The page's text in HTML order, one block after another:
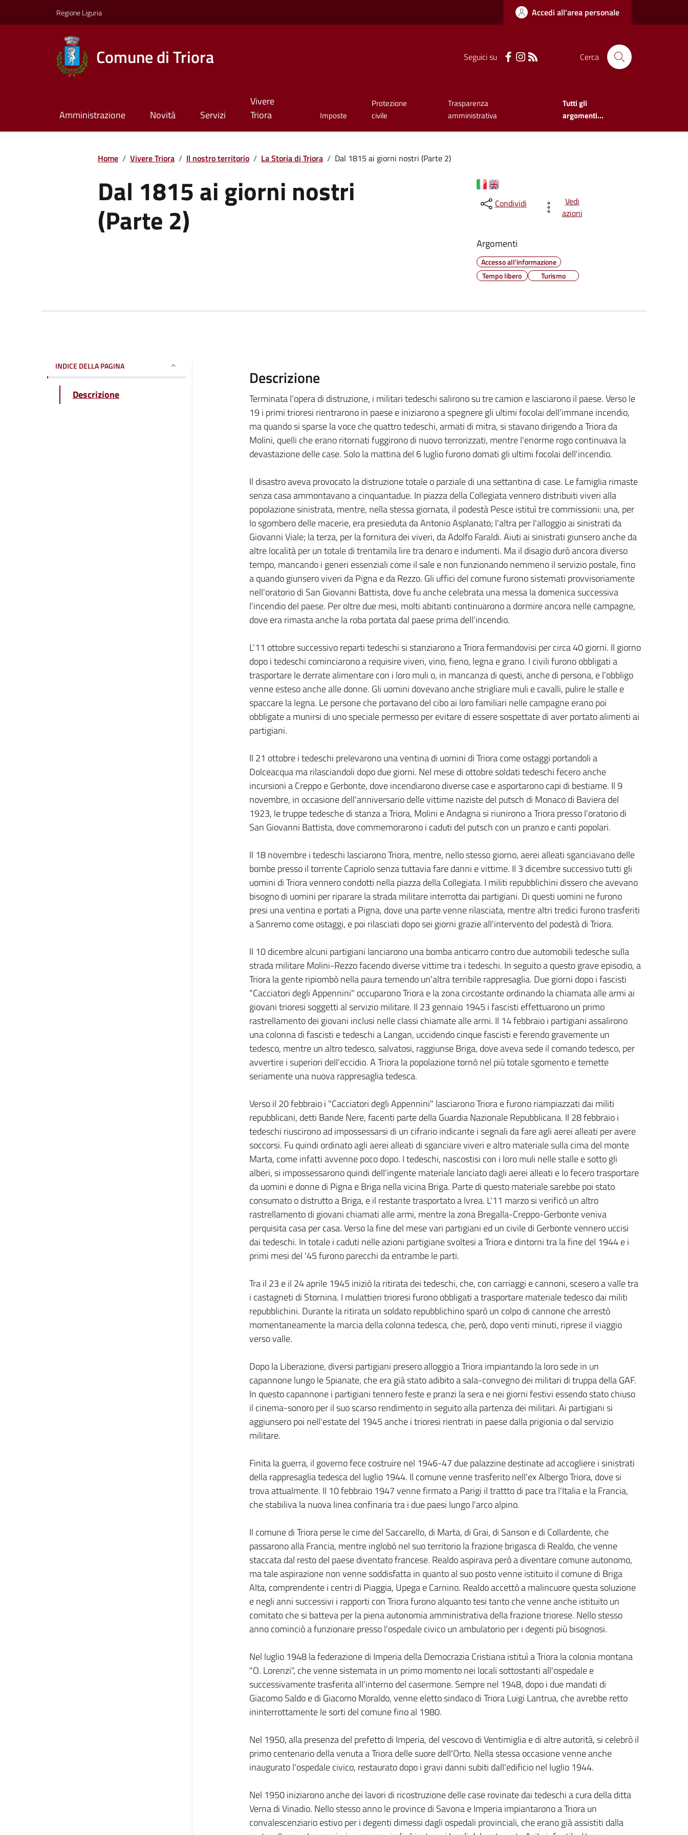
Regione Liguria Accedi all'area personale
Comune di Triora Seguici su Cerca
Amministrazione Novità Servizi
Vivere
Triora
Imposte
Protezione
civile
Trasparenza
amministrativa
Tutti gli
argomenti...
Home / Vivere Triora / Il nostro territorio / La Storia di Triora / Dal 1815 ai giorni nostri (Parte 2)
Dal 1815 ai giorni nostri
(Parte 2) Condividi
Vedi
azioni
Argomenti
Accesso all'informazione
Tempo libero
Turismo
INDICE DELLA PAGINA
Descrizione
Descrizione
Terminata l'opera di distruzione, i militari tedeschi salirono su tre camion e lasciarono il paese. Verso le
19 i primi trioresi rientrarono in paese e iniziarono a spegnere gli ultimi focolai dell'immane incendio,
ma quando si sparse la voce che quattro tedeschi, armati di mitra, si stavano dirigendo a Triora da
Molini, quelli che erano ritornati fuggirono di nuovo terrorizzati, mentre l'enorme rogo continuava la
devastazione delle case. Solo la mattina del 6 luglio furono domati gli ultimi focolai dell'incendio.
Il disastro aveva provocato la distruzione totale o parziale di una settantina di case. Le famiglia rimaste
senza casa ammontavano a cinquantadue. In piazza della Collegiata vennero distribuiti viveri alla
popolazione sinistrata, mentre, nella stessa giornata, il podestà Pesce istituì tre commissioni: una, per
lo sgombero delle macerie, era presieduta da Antonio Asplanato; l'altra per l'alloggio ai sinistrati da
Giovanni Viale; la terza, per la fornitura dei viveri, da Adolfo Faraldi. Aiuti ai sinistrati giunsero anche da
altre località per un totale di trentamila lire tra denaro e indumenti. Ma il disagio durò ancora diverso
tempo, mancando i generi essenziali come il sale e non funzionando nemmeno il servizio postale, fino
a quando giunsero viveri da Pigna e da Rezzo. Gli uffici del comune furono sistemati provvisoriamente
nell'oratorio di San Giovanni Battista, dove fu anche celebrata una messa la domenica successiva
l'incendio del paese. Per oltre due mesi, molti abitanti continuarono a dormire ancora nelle campagne,
dove era rimasta anche la roba portata dal paese prima dell'incendio.
L'11 ottobre successivo reparti tedeschi si stanziarono a Triora fermandovisi per circa 40 giorni. Il giorno
dopo i tedeschi cominciarono a requisire viveri, vino, fieno, legna e grano. I civili furono obbligati a
trasportare le derrate alimentare con i loro muli o, in mancanza di questi, anche di persona, e l'obbligo
venne esteso anche alle donne. Gli uomini dovevano anche strigliare muli e cavalli, pulire le stalle e
spaccare la legna. Le persone che portavano del cibo ai loro familiari nelle campagne erano poi
obbligate a munirsi di uno speciale permesso per evitare di essere sospettate di aver portato alimenti ai
partigiani.
Il 21 ottobre i tedeschi prelevarono una ventina di uomini di Triora come ostaggi portandoli a
Dolceacqua ma rilasciandoli dopo due giorni. Nel mese di ottobre soldati tedeschi fecero anche
incursioni a Creppo e Gerbonte, dove incendiarono diverse case e asportarono capi di bestiame. Il 9
novembre, in occasione dell'anniversario delle vittime naziste del putsch di Monaco di Baviera del
1923, le truppe tedesche di stanza a Triora, Molini e Andagna si riunirono a Triora presso l'oratorio di
San Giovanni Battista, dove commemorarono i caduti del putsch con un pranzo e canti popolari.
Il 18 novembre i tedeschi lasciarono Triora, mentre, nello stesso giorno, aerei alleati sganciavano delle
bombe presso il torrente Capriolo senza tuttavia fare danni e vittime. Il 3 dicembre successivo tutti gli
uomini di Triora vennero condotti nella piazza della Collegiata. I militi repubblichini dissero che avevano
bisogno di uomini per riparare la strada militare interrotta dai partigiani. Di questi uomini ne furono
presi una ventina e portati a Pigna, dove una parte venne rilasciata, mentre altri tredici furono trasferiti
a Sanremo come ostaggi, e poi rilasciati dopo sei giorni grazie all'intervento del podestà di Triora.
Il 10 dicembre alcuni partigiani lanciarono una bomba anticarro contro due automobili tedesche sulla
strada militare Molini-Rezzo facendo diverse vittime tra i tedeschi. In seguito a questo grave episodio, a
Triora la gente ripiombò nella paura temendo un'altra terribile rappresaglia. Due giorni dopo i fascisti
"Cacciatori degli Appennini" occuparono Triora e la zona circostante ordinando la chiamata alle armi ai
giovani trioresi soggetti al servizio militare. Il 23 gennaio 1945 i fascisti effettuarono un primo
rastrellamento dei giovani inclusi nelle classi chiamate alle armi. Il 14 febbraio i partigiani assalirono
una colonna di fascisti e tedeschi a Langan, uccidendo cinque fascisti e ferendo gravemente un
tedesco, mentre un altro tedesco, salvatosi, raggiunse Briga, dove aveva sede il comando tedesco, per
avvertire i superiori dell'eccidio. A Triora la popolazione tornò nel più totale sgomento e temette
seriamente una nuova rappresaglia tedesca.
Verso il 20 febbraio i "Cacciatori degli Appennini" lasciarono Triora e furono riampiazzati dai militi
repubblicani, detti Bande Nere, facenti parte della Guardia Nazionale Repubblicana. Il 28 febbraio i
tedeschi riuscirono ad impossessarsi di un cifrario indicante i segnali da fare agli aerei alleati per avere
soccorsi. Fu quindi ordinato agli aerei alleati di sganciare viveri e altro materiale sulla cima del monte
Marta, come infatti avvenne poco dopo. I tedeschi, nascostisi con i loro muli nelle stalle e sotto gli
alberi, si impossessarono quindi dell'ingente materiale lanciato dagli aerei alleati e lo fecero trasportare
da uomini e donne di Pigna e Briga nella vicina Briga. Parte di questo materiale sarebbe poi stato
consumato o distrutto a Briga, e il restante trasportato a Ivrea. L'11 marzo si verificò un altro
rastrellamento di giovani chiamati alle armi, mentre la zona Bregalla-Creppo-Gerbonte veniva
perquisita casa per casa. Verso la fine del mese vari partigiani ed un civile di Gerbonte vennero uccisi
dai tedeschi. In totale i caduti nelle azioni partigiane svoltesi a Triora e dintorni tra la fine del 1944 e i
primi mesi del '45 furono parecchi da entrambe le parti.
Tra il 23 e il 24 aprile 1945 iniziò la ritirata dei tedeschi, che, con carriaggi e cannoni, scesero a valle tra
i castagneti di Stornina. I mulattieri trioresi furono obbligati a trasportare materiale tedesco dai militi
repubblichini. Durante la ritirata un soldato repubblichino sparò un colpo di cannone che arrestò
momentaneamente la marcia della colonna tedesca, che, però, dopo venti minuti, riprese il viaggio
verso valle.
Dopo la Liberazione, diversi partigiani presero alloggio a Triora impiantando la loro sede in un
capannone lungo le Spianate, che era già stato adibito a sala-convegno dei militari di truppa della GAF.
In questo capannone i partigiani tennero feste e pranzi la sera e nei giorni festivi essendo stato chiuso
il cinema-sonoro per il suo scarso rendimento in seguito alla partenza dei militari. Ai partigiani si
aggiunsero poi nell'estate del 1945 anche i trioresi rientrati in paese dalla prigionia o dal servizio
militare.
Finita la guerra, il governo fece costruire nel 1946-47 due palazzine destinate ad accogliere i sinistrati
della rappresaglia tedesca del luglio 1944. Il comune venne trasferito nell'ex Albergo Triora, dove si
trova attualmente. Il 10 febbraio 1947 venne firmato a Parigi il trattto di pace tra l'Italia e la Francia,
che stabiliva la nuova linea confinaria tra i due paesi lungo l'arco alpino.
Il comune di Triora perse le cime del Saccarello, di Marta, di Grai, di Sanson e di Collardente, che
passarono alla Francia, mentre inglobò nel suo territorio la frazione brigasca di Realdo, che venne
staccata dal resto del paese diventato francese. Realdo aspirava però a diventare comune autonomo,
ma tale aspirazione non venne soddisfatta in quanto al suo posto venne istituito il comune di Briga
Alta, comprendente i centri di Piaggia, Upega e Carnino. Realdo accettò a malincuore questa soluzione
e negli anni successivi i rapporti con Triora furono alquanto tesi tanto che venne anche istituito un
comitato che si batteva per la piena autonomia amministrativa della frazione triorese. Nello stesso
anno cominciò a funzionare presso l'ospedale civico un ambulatorio per i degenti più bisognosi.
Nel luglio 1948 la federazione di Imperia della Democrazia Cristiana istituì a Triora la colonia montana
"O. Lorenzi", che venne sistemata in un primo momento nei locali sottostanti all'ospedale e
successivamente trasferita all'interno del casermone. Sempre nel 1948, dopo i due mandati di
Giacomo Saldo e di Giacomo Moraldo, venne eletto sindaco di Triora Luigi Lantrua, che avrebbe retto
ininterrottamente le sorti del comune fino al 1980.
Nel 1950, alla presenza del prefetto di Imperia, del vescovo di Ventimiglia e di altre autorità, si celebrò il
primo centenario della venuta a Triora delle suore dell'Orto. Nella stessa occasione venne anche
inaugurato l'ospedale civico, restaurato dopo i gravi danni subiti dall'edificio nel luglio 1944.
Nel 1950 iniziarono anche dei lavori di ricostruzione delle case rovinate dai tedeschi a cura della ditta
Verna di Vinadio. Nello stesso anno le province di Savona e Imperia impiantarono a Triora un
convalescenziario estivo per i degenti dimessi dagli ospedali provinciali, che erano già assistiti dalla